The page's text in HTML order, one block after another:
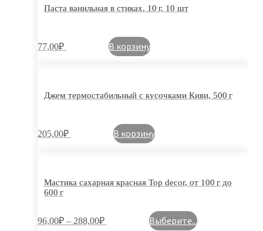
Паста ванильная в стиках, 10 г, 10 шт
77,00₽ В корзину
Джем термостабильный с кусочками Киви, 500 г
205,00₽ В корзину
Мастика сахарная красная Top decor, от 100 г до
600 г
96,00₽ – 288,00₽ Выберите...